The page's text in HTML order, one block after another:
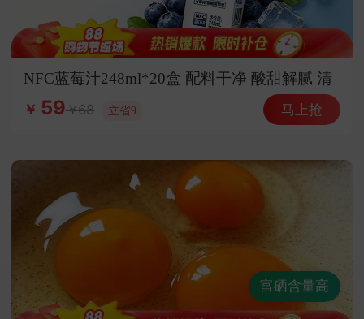
NFC蓝莓汁248ml*20盒 配料干净 酸甜解腻 清
爽畅饮
￥ 59 68 立省9 马上抢
富硒含量高